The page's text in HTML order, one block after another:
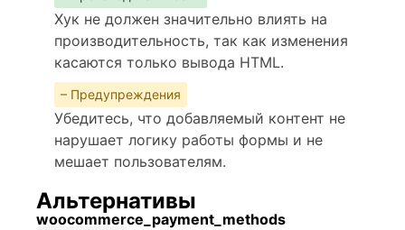
Хук не должен значительно влиять на
производительность, так как изменения
касаются только вывода HTML.
– Предупреждения
Убедитесь, что добавляемый контент не
нарушает логику работы формы и не
мешает пользователям.
Альтернативы
woocommerce_payment_methods